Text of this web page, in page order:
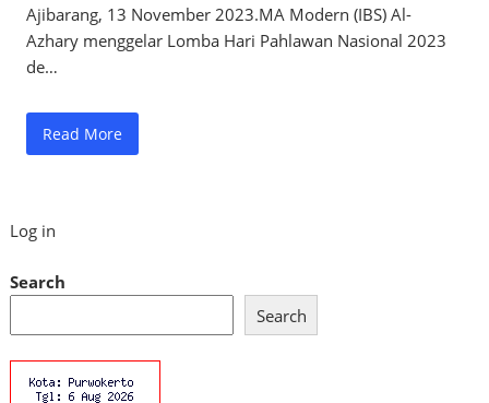
Ajibarang, 13 November 2023.MA Modern (IBS) Al-
Azhary menggelar Lomba Hari Pahlawan Nasional 2023
de…
Read More
Log in
Search
Search